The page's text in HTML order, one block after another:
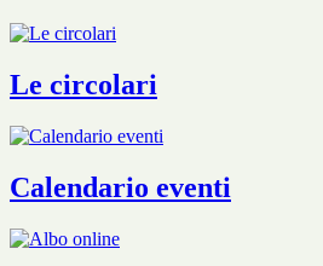
Le circolari
Calendario eventi